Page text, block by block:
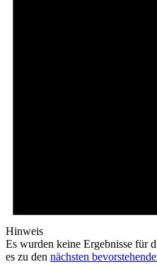
Hinweis
Es wurden keine Ergebnisse für
es zu den nächsten